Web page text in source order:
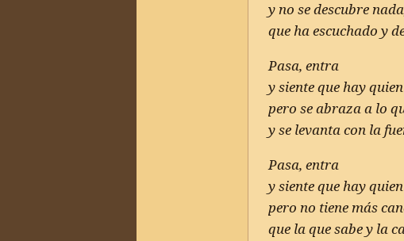
y no se descubre
que ha escuchado y
Pasa, entra
y siente que hay
pero se abraza a lo
y se levanta con la
Pasa, entra
y siente que hay
pero no tiene más
que la que sabe y la